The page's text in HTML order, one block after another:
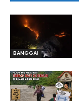
BANGGAI